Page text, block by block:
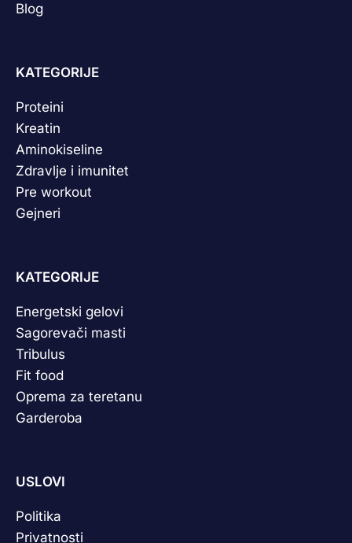
Blog
KATEGORIJE
Proteini
Kreatin
Aminokiseline
Zdravlje i imunitet
Pre workout
Gejneri
KATEGORIJE
Energetski gelovi
Sagorevači masti
Tribulus
Fit food
Oprema za teretanu
Garderoba
USLOVI
Politika
Privatnosti